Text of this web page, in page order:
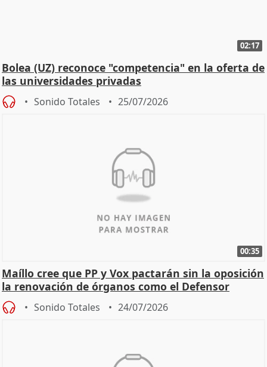
02:17
Bolea (UZ) reconoce "competencia" en la oferta de
las universidades privadas
Sonido Totales 25/07/2026
00:35
Maíllo cree que PP y Vox pactarán sin la oposición
la renovación de órganos como el Defensor
Sonido Totales 24/07/2026